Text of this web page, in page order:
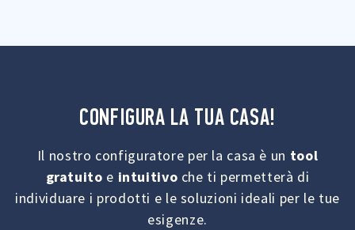
CONFIGURA LA TUA CASA!
Il nostro configuratore per la casa è un tool
gratuito e intuitivo che ti permetterà di
individuare i prodotti e le soluzioni ideali per le tue
esigenze.